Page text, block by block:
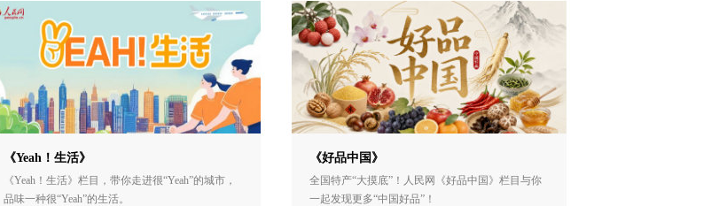
《Yeah！生活》
《Yeah！生活》栏目，带你走进很“Yeah”的城市，
品味一种很“Yeah”的生活。
《好品中国》
全国特产“大摸底”！人民网《好品中国》栏目与你
一起发现更多“中国好品”！